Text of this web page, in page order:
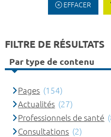
EFFACER
FILTRE DE RÉSULTATS
Par type de contenu
Pages (154)
Actualités (27)
Professionnels de santé
Consultations (2)